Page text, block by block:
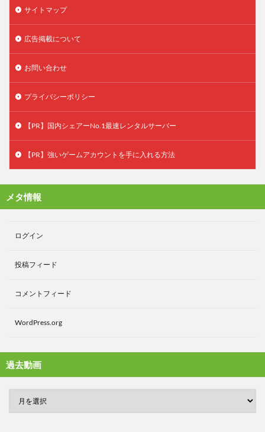
サイトマップ
広告掲載について
お問い合わせ
プライバシーポリシー
【PR】国内シェアーNo.1最速レンタルサーバー
【PR】強いゲームアカウントを手に入れる方法
メタ情報
ログイン
投稿フィード
コメントフィード
WordPress.org
過去動画